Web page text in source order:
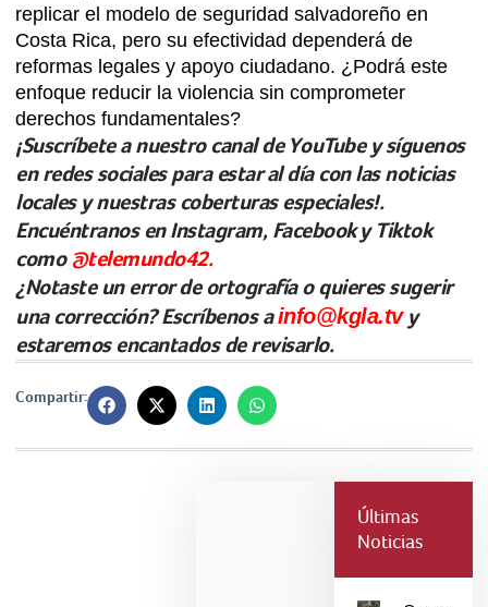
replicar el modelo de seguridad salvadoreño en
Costa Rica, pero su efectividad dependerá de
reformas legales y apoyo ciudadano. ¿Podrá este
enfoque reducir la violencia sin comprometer
derechos fundamentales?
¡Suscríbete a nuestro canal de YouTube y síguenos
en redes sociales para estar al día con las noticias
locales y nuestras coberturas especiales!.
Encuéntranos en Instagram, Facebook y Tiktok
como@telemundo42.
¿Notaste un error de ortografía o quieres sugerir
una corrección? Escríbenos ainfo@kgla.tvy
estaremos encantados de revisarlo.
Compartir:
Últimas
Noticias